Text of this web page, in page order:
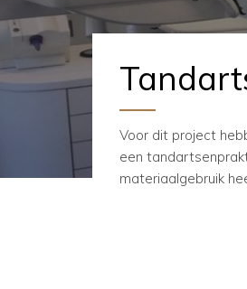
Voor dit project
een
materiaalgebruik